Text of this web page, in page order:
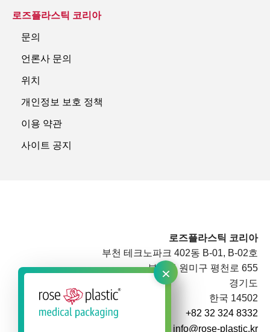
×
로즈플라스틱 코리아
부천 테크노파크 402동 B-01, B-02호
부천시 원미구 평천로 655
경기도
한국 14502
+82 32 324 8332
info@rose-plastic.kr
로즈플라스틱 코리아
문의
언론사 문의
위치
개인정보 보호 정책
이용 약관
사이트 공지